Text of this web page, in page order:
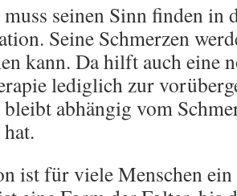
seinen Sinn finden in
Seine Schmerzen
kann. Da hilft auch eine
lediglich zur
abhängig vom
ist für viele Menschen ein